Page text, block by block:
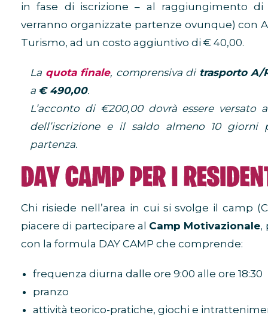
in fase di iscrizione – al raggiungimento di
verranno organizzate partenze ovunque) con
Turismo, ad un costo aggiuntivo di € 40,00.
La quota finale, comprensiva di trasporto A/
a € 490,00.
L’acconto di €200,00 dovrà essere versato
dell’iscrizione e il saldo almeno 10 giorni
partenza.
Chi risiede nell’area in cui si svolge il camp
piacere di partecipare al Camp Motivazionale,
con la formula DAY CAMP che comprende:
frequenza diurna dalle ore 9:00 alle ore 18:30
pranzo
attività teorico-pratiche, giochi e